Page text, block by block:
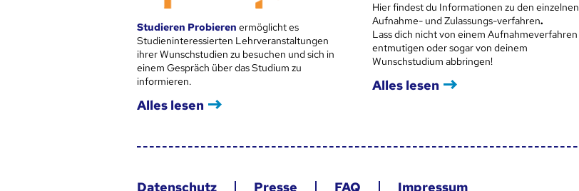
Studieren Probieren ermöglicht es
Studieninteressierten Lehrveranstaltungen
ihrer Wunschstudien zu besuchen und sich in
einem Gespräch über das Studium zu
informieren.
Alles lesen
Hier findest du Informationen zu den einzelnen
Aufnahme- und Zulassungs-verfahren.
Lass dich nicht von einem Aufnahmeverfahren
entmutigen oder sogar von deinem
Wunschstudium abbringen!
Alles lesen
Datenschutz Presse FAQ Impressum